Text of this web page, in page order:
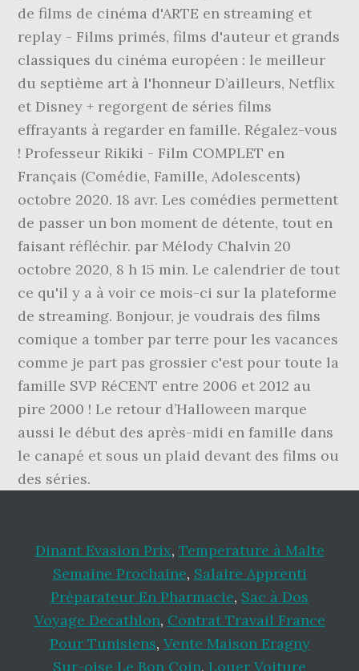
de films de cinéma d'ARTE en streaming et
replay - Films primés, films d'auteur et grands
classiques du cinéma européen : le meilleur
du septième art à l'honneur D’ailleurs, Netflix
et Disney + regorgent de séries films
effrayants à regarder en famille. Régalez-vous
! Professeur Rikiki - Film COMPLET en
Français (Comédie, Famille, Adolescents)
octobre 2020. 18 avr. Les comédies permettent
de passer un bon moment de détente, tout en
faisant réfléchir. par Mélody Chalvin 20
octobre 2020, 8 h 15 min. Le calendrier de tout
ce qu'il y a à voir ce mois-ci sur la plateforme
de streaming. Bonjour, je voudrais des films
comique a tomber par terre pour les vacances
comme je part pas grossier c'est pour toute la
famille SVP RéCENT entre 2006 et 2012 au
pire 2000 ! Le retour d’Halloween marque
aussi le début des après-midi en famille dans
le canapé et sous un plaid devant des films ou
des séries.
Dinant Evasion Prix, Temperature à Malte
Semaine Prochaine, Salaire Apprenti
Préparateur En Pharmacie, Sac à Dos
Voyage Decathlon, Contrat Travail France
Pour Tunisiens, Vente Maison Eragny
Sur-oise Le Bon Coin, Louer Voiture